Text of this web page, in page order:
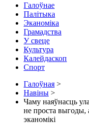
Галоўнае
Палітыка
Эканоміка
Грамадства
У свеце
Культура
Калейдаскоп
Спорт
Галоўная >
Навіны >
Чаму наяўнасць
не проста
эканомікі